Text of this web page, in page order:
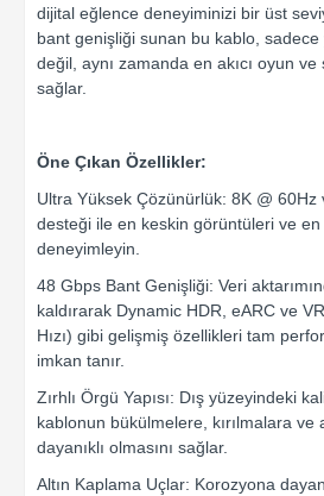
dijital eğlence deneyiminizi bir üst
bant genişliği sunan bu kablo,
değil, aynı zamanda en akıcı oyun ve
sağlar.
Öne Çıkan Özellikler:
Ultra Yüksek Çözünürlük: 8K @ 60Hz
desteği ile en keskin görüntüleri ve en
deneyimleyin.
48 Gbps Bant Genişliği: Veri
kaldırarak Dynamic HDR, eARC ve
Hızı) gibi gelişmiş özellikleri tam
imkan tanır.
Zırhlı Örgü Yapısı: Dış yüzeyindeki
kablonun bükülmelere, kırılmalara ve
dayanıklı olmasını sağlar.
Altın Kaplama Uçlar: Korozyona